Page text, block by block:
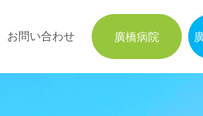
お問い合わせ 廣橋病院